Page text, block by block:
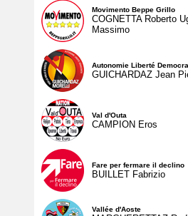
Movimento Beppe Grillo
COGNETTA Roberto
Massimo
Autonomie Liberté
GUICHARDAZ Jean
Val d'Outa
CAMPION Eros
Fare per fermare il declino
BUILLET Fabrizio
Vallée d'Aoste